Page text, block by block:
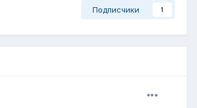
Подписчики 1